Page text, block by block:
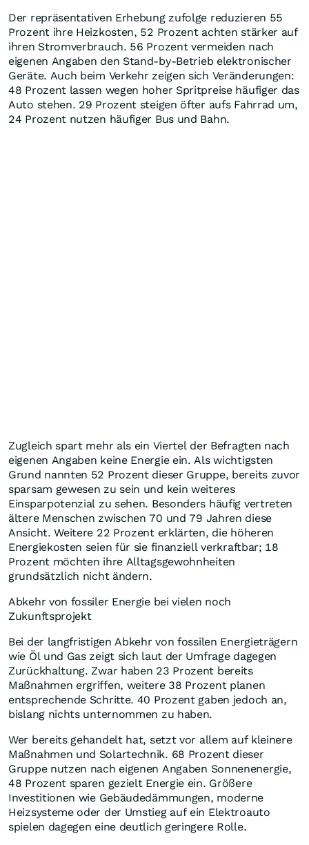
Der repräsentativen Erhebung zufolge reduzieren 55
Prozent ihre Heizkosten, 52 Prozent achten stärker auf
ihren Stromverbrauch. 56 Prozent vermeiden nach
eigenen Angaben den Stand-by-Betrieb elektronischer
Geräte. Auch beim Verkehr zeigen sich Veränderungen:
48 Prozent lassen wegen hoher Spritpreise häufiger das
Auto stehen. 29 Prozent steigen öfter aufs Fahrrad um,
24 Prozent nutzen häufiger Bus und Bahn.
Zugleich spart mehr als ein Viertel der Befragten nach
eigenen Angaben keine Energie ein. Als wichtigsten
Grund nannten 52 Prozent dieser Gruppe, bereits zuvor
sparsam gewesen zu sein und kein weiteres
Einsparpotenzial zu sehen. Besonders häufig vertreten
ältere Menschen zwischen 70 und 79 Jahren diese
Ansicht. Weitere 22 Prozent erklärten, die höheren
Energiekosten seien für sie finanziell verkraftbar; 18
Prozent möchten ihre Alltagsgewohnheiten
grundsätzlich nicht ändern.
Abkehr von fossiler Energie bei vielen noch
Zukunftsprojekt
Bei der langfristigen Abkehr von fossilen Energieträgern
wie Öl und Gas zeigt sich laut der Umfrage dagegen
Zurückhaltung. Zwar haben 23 Prozent bereits
Maßnahmen ergriffen, weitere 38 Prozent planen
entsprechende Schritte. 40 Prozent gaben jedoch an,
bislang nichts unternommen zu haben.
Wer bereits gehandelt hat, setzt vor allem auf kleinere
Maßnahmen und Solartechnik. 68 Prozent dieser
Gruppe nutzen nach eigenen Angaben Sonnenenergie,
48 Prozent sparen gezielt Energie ein. Größere
Investitionen wie Gebäudedämmungen, moderne
Heizsysteme oder der Umstieg auf ein Elektroauto
spielen dagegen eine deutlich geringere Rolle.